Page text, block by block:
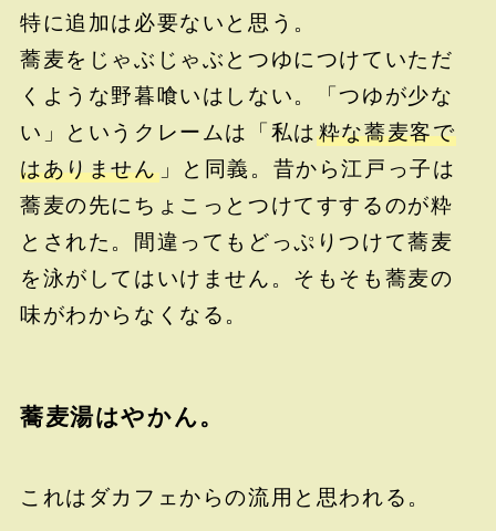
特に追加は必要ないと思う。
蕎麦をじゃぶじゃぶとつゆにつけていただ
くような野暮喰いはしない。「つゆが少な
い」というクレームは「私は 粋な蕎麦客で
はありません」と同義。昔から江戸っ子は
蕎麦の先にちょこっとつけてすするのが粋
とされた。間違ってもどっぷりつけて蕎麦
を泳がしてはいけません。そもそも蕎麦の
味がわからなくなる。
蕎麦湯はやかん。
これはダカフェからの流用と思われる。